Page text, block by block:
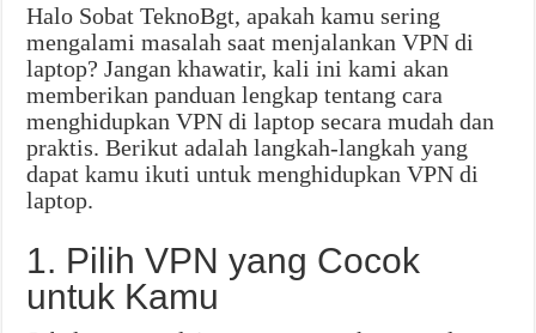
Halo Sobat TeknoBgt, apakah kamu sering
mengalami masalah saat menjalankan VPN di
laptop? Jangan khawatir, kali ini kami akan
memberikan panduan lengkap tentang cara
menghidupkan VPN di laptop secara mudah dan
praktis. Berikut adalah langkah-langkah yang
dapat kamu ikuti untuk menghidupkan VPN di
laptop.
1. Pilih VPN yang Cocok
untuk Kamu